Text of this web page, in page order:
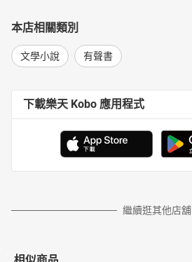
本店相關類別
文學小說 有聲書
下載樂天 Kobo 應用程式
繼續逛其他店舖
相似商品